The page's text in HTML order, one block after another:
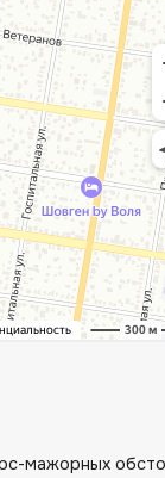
мажорных